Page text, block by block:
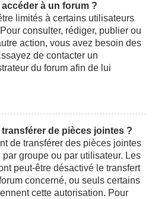
à un forum ?
limités à certains utilisateurs
consulter, rédiger, publier ou
action, vous avez besoin des
de contacter un
du forum afin de lui
de pièces jointes ?
de transférer des pièces jointes
groupe ou par utilisateur. Les
peut-être désactivé le transfert
concerné, ou seuls certains
cette autorisation. Pour